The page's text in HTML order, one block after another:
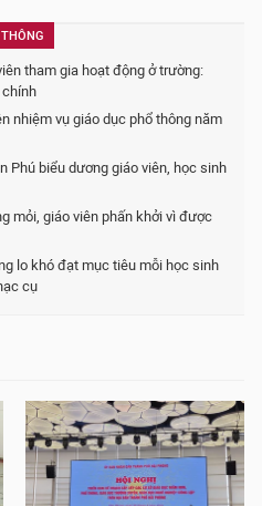
tham gia hoạt động ở trường:
chính
nhiệm vụ giáo dục phổ thông năm
Phú biểu dương giáo viên, học sinh
mỏi, giáo viên phấn khởi vì được
lo khó đạt mục tiêu mỗi học sinh
cụ